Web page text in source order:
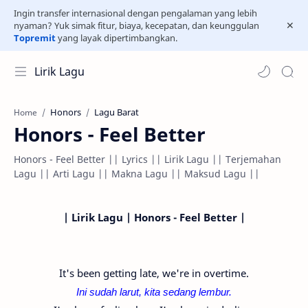
Ingin transfer internasional dengan pengalaman yang lebih
nyaman? Yuk simak fitur, biaya, kecepatan, dan keunggulan
Topremityang layak dipertimbangkan.
Lirik Lagu
Home Honors Lagu Barat
Honors - Feel Better
Honors - Feel Better || Lyrics || Lirik Lagu || Terjemahan
Lagu || Arti Lagu || Makna Lagu || Maksud Lagu ||
| Lirik Lagu | Honors - Feel Better |
It's been getting late, we're in overtime.
Ini sudah larut, kita sedang lembur.